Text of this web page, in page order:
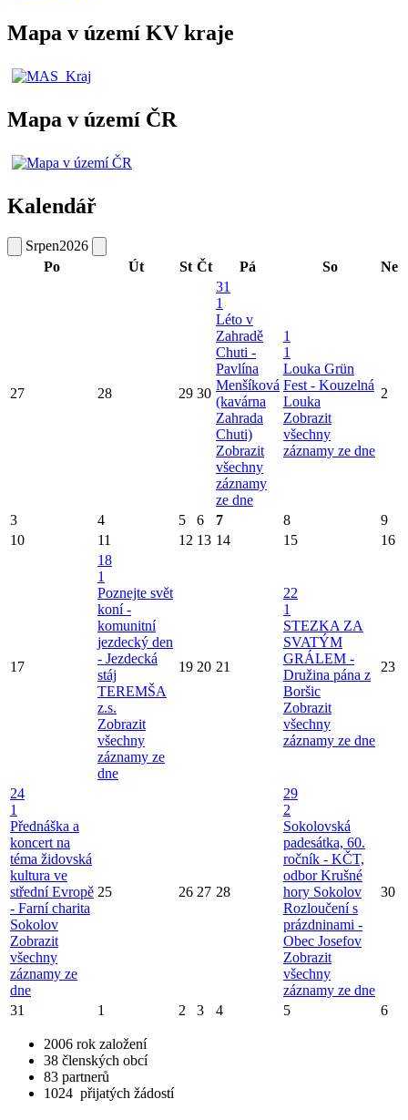
Mapa v území KV kraje
Mapa v území ČR
Kalendář
Srpen2026
Po
Út St Čt Pá So Ne
27 28 29 30
31
1
Léto v
Zahradě
Chuti -
Pavlína
Menšíková
(kavárna
Zahrada
Chuti)
Zobrazit
všechny
záznamy
ze dne
1
1
Louka Grün
Fest - Kouzelná
Louka
Zobrazit
všechny
záznamy ze dne
2
3 4 5 6 7 8
9
10
11 12 13 14 15 16
17
18
1
Poznejte svět
koní -
komunitní
jezdecký den
- Jezdecká
stáj
TEREMŠA
z.s.
Zobrazit
všechny
záznamy ze
dne
19 20 21
22
1
STEZKA ZA
SVATÝM
GRÁLEM -
Družina pána z
Boršic
Zobrazit
všechny
záznamy ze dne
23
24
1
Přednáška a
koncert na
téma židovská
kultura ve
střední Evropě
- Farní charita
Sokolov
Zobrazit
všechny
záznamy ze
dne
25 26 27 28
29
2
Sokolovská
padesátka, 60.
ročník - KČT,
odbor Krušné
hory Sokolov
Rozloučení s
prázdninami -
Obec Josefov
Zobrazit
všechny
záznamy ze dne
30
31 1 2 3 4 5 6
2006 rok založení
38 členských obcí
83 partnerů
1024 přijatých žádostí